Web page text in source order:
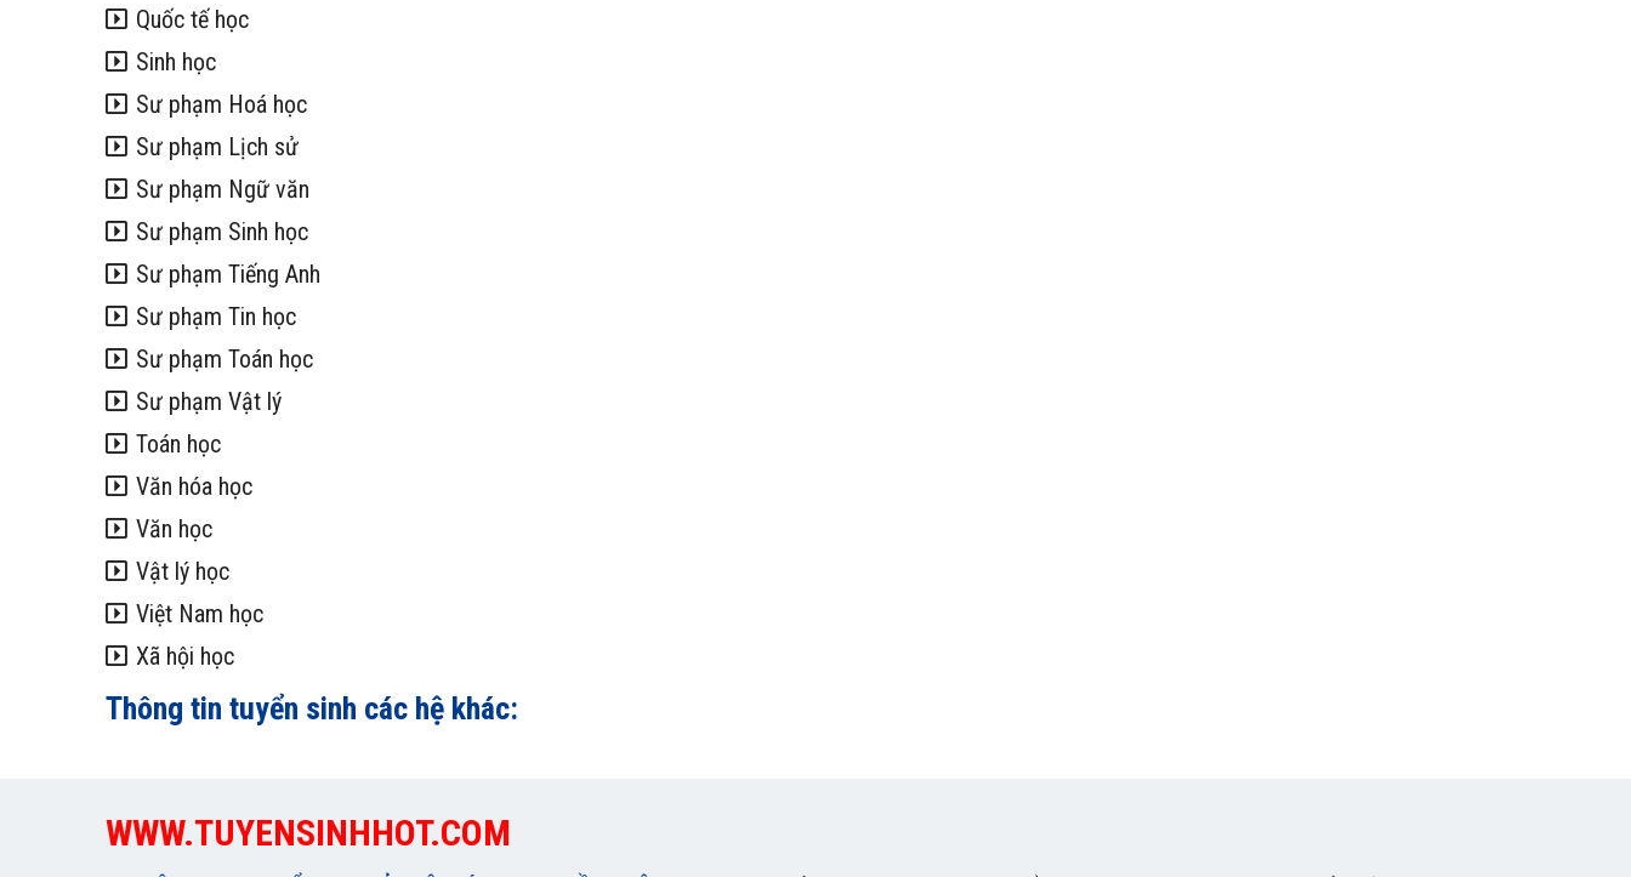
Quốc tế học
Sinh học
Sư phạm Hoá học
Sư phạm Lịch sử
Sư phạm Ngữ văn
Sư phạm Sinh học
Sư phạm Tiếng Anh
Sư phạm Tin học
Sư phạm Toán học
Sư phạm Vật lý
Toán học
Văn hóa học
Văn học
Vật lý học
Việt Nam học
Xã hội học
Thông tin tuyển sinh các hệ khác:
WWW.TUYENSINHHOT.COM